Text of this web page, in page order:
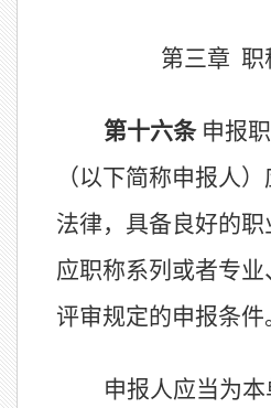
第三章 职
第十六条 申报
（以下简称申报人）
法律，具备良好的
应职称系列或者专业
评审规定的申报条件
申报人应当为